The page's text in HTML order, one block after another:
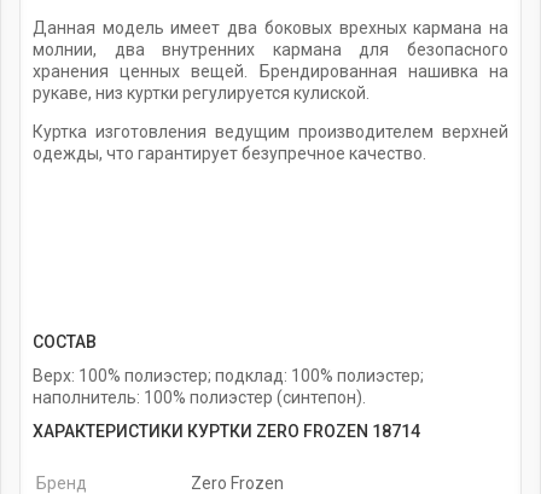
Данная модель имеет два боковых врехных кармана на
молнии, два внутренних кармана для безопасного
хранения ценных вещей. Брендированная нашивка на
рукаве, низ куртки регулируется кулиской.
Куртка изготовления ведущим производителем верхней
одежды, что гарантирует безупречное качество.
СОСТАВ
Верх: 100% полиэстер; подклад: 100% полиэстер;
наполнитель: 100% полиэстер (синтепон).
ХАРАКТЕРИСТИКИ КУРТКИ ZERO FROZEN 18714
Бренд
Zero Frozen